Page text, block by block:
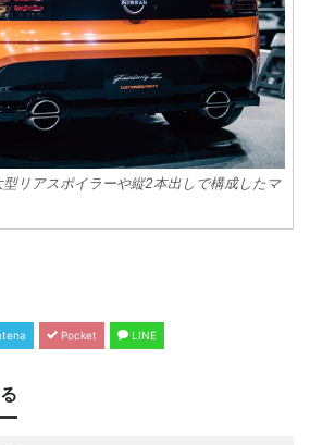
リアスポイラーや縦2本出しで構成したマ
Pocket LINE